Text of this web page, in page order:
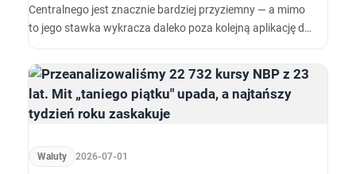
Centralnego jest znacznie bardziej przyziemny — a mimo
to jego stawka wykracza daleko poza kolejną aplikację do
Waluty 2026-07-01